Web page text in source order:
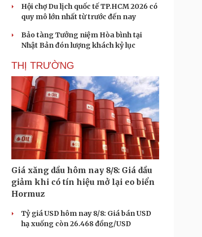
Hội chợ Du lịch quốc tế TP.HCM 2026 có
quy mô lớn nhất từ trước đến nay
Bảo tàng Tưởng niệm Hòa bình tại
Nhật Bản đón lượng khách kỷ lục
THỊ TRƯỜNG
Giá xăng dầu hôm nay 8/8: Giá dầu
giảm khi có tín hiệu mở lại eo biển
Hormuz
Tỷ giá USD hôm nay 8/8: Giá bán USD
hạ xuống còn 26.468 đồng/USD